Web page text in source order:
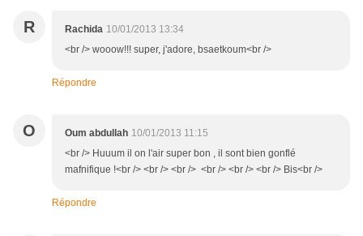
R Rachida 10/01/2013 13:34
<br /> wooow!!! super, j'adore, bsaetkoum<br />
Répondre
O Oum abdullah 10/01/2013 11:15
<br /> Huuum il on l'air super bon , il sont bien gonflé
mafnifique !<br /> <br /> <br /> <br /> <br /> <br /> Bis<br />
Répondre